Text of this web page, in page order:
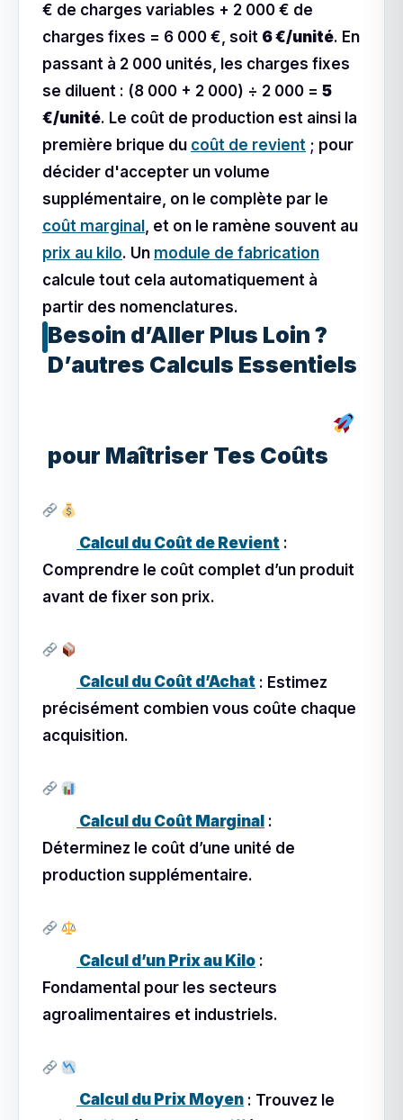
€ de charges variables + 2 000 € de
charges fixes = 6 000 €, soit 6 €/unité. En
passant à 2 000 unités, les charges fixes
se diluent : (8 000 + 2 000) ÷ 2 000 = 5
€/unité. Le coût de production est ainsi la
première brique du coût de revient ; pour
décider d'accepter un volume
supplémentaire, on le complète par le
coût marginal , et on le ramène souvent au
prix au kilo. Un module de fabrication
calcule tout cela automatiquement à
partir des nomenclatures.
Besoin d’Aller Plus Loin ?
D’autres Calculs Essentiels
pour Maîtriser Tes Coûts
Calcul du Coût de Revient :
Comprendre le coût complet d’un produit
avant de fixer son prix.
Calcul du Coût d’Achat : Estimez
précisément combien vous coûte chaque
acquisition.
Calcul du Coût Marginal :
Déterminez le coût d’une unité de
production supplémentaire.
Calcul d’un Prix au Kilo :
Fondamental pour les secteurs
agroalimentaires et industriels.
Calcul du Prix Moyen : Trouvez le